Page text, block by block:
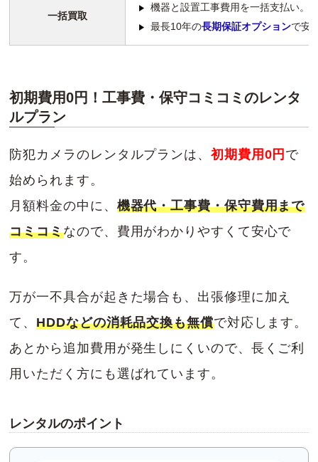
一括買取
機器と設置工事費用を一括支払い。
最長10年の長期保証オプションで安
初期費用0円！工事費・保守コミコミのレンタ
ルプラン
防犯カメラのレンタルプランは、 初期費用0円 で
始められます。
月額料金の中に、 機器代・工事費・保守費用まで
コミコミなので、費用がわかりやすくて安心で
す。
万が一不具合が起きた場合も、出張修理に加え
て、HDDなどの消耗品交換も無償で対応します。
あとから追加費用が発生しにくいので、長くご利
用いただく方にも選ばれています。
レンタルのポイント